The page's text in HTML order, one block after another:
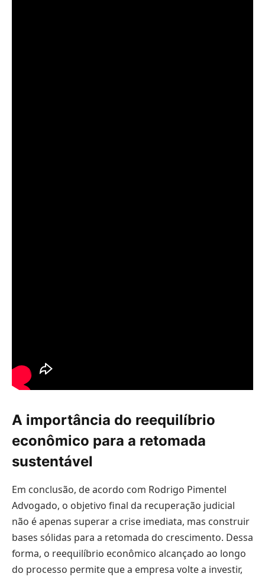
A importância do reequilíbrio
econômico para a retomada
sustentável
Em conclusão, de acordo com Rodrigo Pimentel
Advogado, o objetivo final da recuperação judicial
não é apenas superar a crise imediata, mas construir
bases sólidas para a retomada do crescimento. Dessa
forma, o reequilíbrio econômico alcançado ao longo
do processo permite que a empresa volte a investir,